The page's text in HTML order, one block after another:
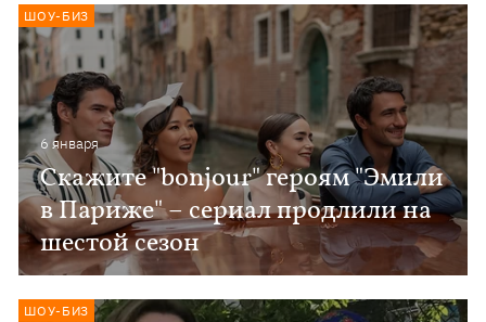
6 января
Скажите "bonjour" героям "Эмили
в Париже" – сериал продлили на
шестой сезон
ШОУ-БИЗ
ШОУ-БИЗ